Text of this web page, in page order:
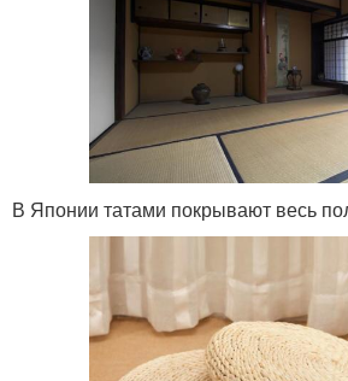
В Японии татами покрывают весь